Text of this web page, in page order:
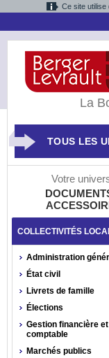
Ce site
La
TOUS LES
Votre
COLLECTIVITÉS
Administration
État civil
Livrets de famille
Élections
Gestion financière et
comptable
Marchés publics